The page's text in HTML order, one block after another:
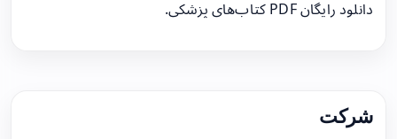
دانلود رایگان PDF کتاب‌های پزشکی.
شرکت